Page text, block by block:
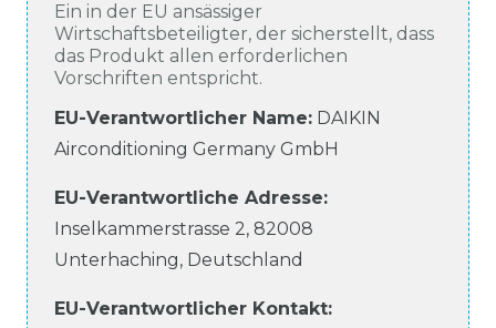
Ein in der EU ansässiger
Wirtschaftsbeteiligter, der sicherstellt, dass
das Produkt allen erforderlichen
Vorschriften entspricht.
EU-Verantwortlicher Name: DAIKIN
Airconditioning Germany GmbH
EU-Verantwortliche Adresse:
Inselkammerstrasse 2, 82008
Unterhaching, Deutschland
EU-Verantwortlicher Kontakt: